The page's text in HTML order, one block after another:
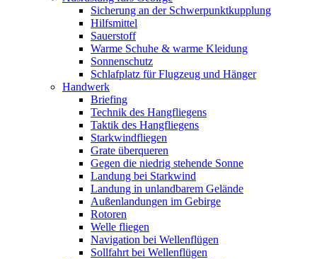
Sicherung an der Schwerpunktkupplung
Hilfsmittel
Sauerstoff
Warme Schuhe & warme Kleidung
Sonnenschutz
Schlafplatz für Flugzeug und Hänger
Handwerk
Briefing
Technik des Hangfliegens
Taktik des Hangfliegens
Starkwindfliegen
Grate überqueren
Gegen die niedrig stehende Sonne
Landung bei Starkwind
Landung in unlandbarem Gelände
Außenlandungen im Gebirge
Rotoren
Welle fliegen
Navigation bei Wellenflügen
Sollfahrt bei Wellenflügen